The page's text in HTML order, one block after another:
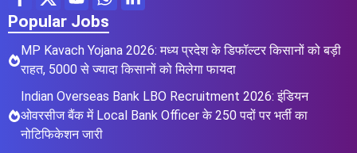
Popular Jobs
MP Kavach Yojana 2026: मध्य प्रदेश के डिफॉल्टर किसानों को बड़ी
राहत, 5000 से ज्यादा किसानों को मिलेगा फायदा
Indian Overseas Bank LBO Recruitment 2026: इंडियन
ओवरसीज बैंक में Local Bank Officer के 250 पदों पर भर्ती का
नोटिफिकेशन जारी